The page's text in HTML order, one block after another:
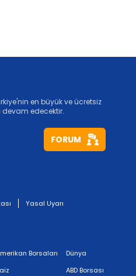
en büyük ve ücretsiz
edecektir.
FORUM
Yasal Uyarı
Borsaları
Dünya
ABD Borsası